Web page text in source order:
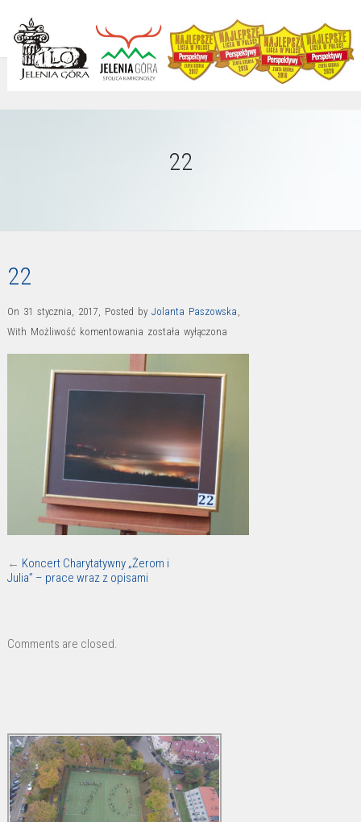
22
22
On 31 stycznia, 2017, Posted by Jolanta Paszowska ,
With Możliwość komentowania 22
została wyłączona
← Koncert Charytatywny „Żerom i
Julia” – prace wraz z opisami
Comments are closed.